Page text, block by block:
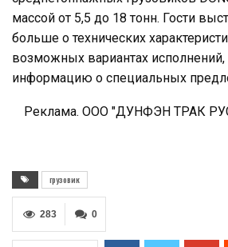
массой от 5,5 до 18 тонн. Гости
больше о технических
возможных вариантах исполнений,
информацию о специальных
Реклама. ООО "ДУНФЭН ТРАК
грузовик
0
283